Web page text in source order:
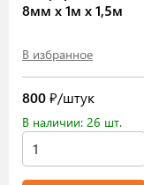
8мм х 1м х 1,5м
В избранное
800₽/штук
В наличии: 26 шт.